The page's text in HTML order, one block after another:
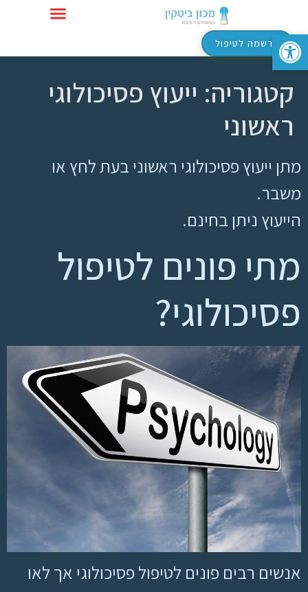
פתח סרגל נגישותהרשמה לטיפול
קטגוריה: ייעוץ פסיכולוגי
ראשוני
מתן ייעוץ פסיכולוגי ראשוני בעת לחץ או
משבר.
הייעוץ ניתן בחינם.
מתי פונים לטיפול
פסיכולוגי?
אנשים רבים פונים לטיפול פסיכולוגי אך לאו